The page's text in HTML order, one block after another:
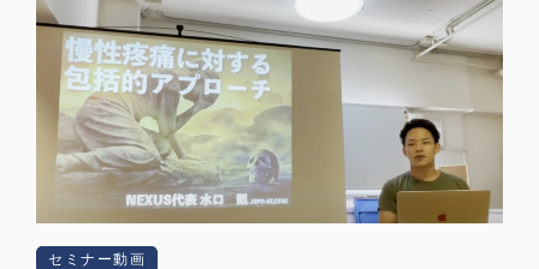
セミナー動画